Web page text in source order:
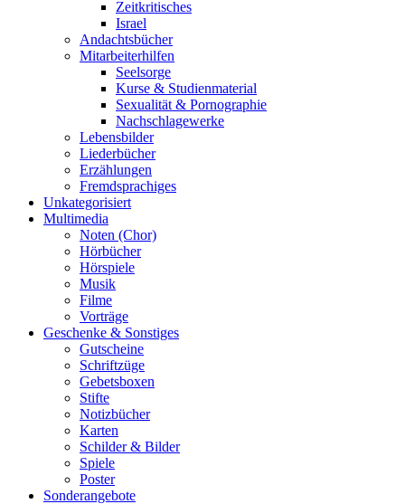
Zeitkritisches
Israel
Andachtsbücher
Mitarbeiterhilfen
Seelsorge
Kurse & Studienmaterial
Sexualität & Pornographie
Nachschlagewerke
Lebensbilder
Liederbücher
Erzählungen
Fremdsprachiges
Unkategorisiert
Multimedia
Noten (Chor)
Hörbücher
Hörspiele
Musik
Filme
Vorträge
Geschenke & Sonstiges
Gutscheine
Schriftzüge
Gebetsboxen
Stifte
Notizbücher
Karten
Schilder & Bilder
Spiele
Poster
Sonderangebote